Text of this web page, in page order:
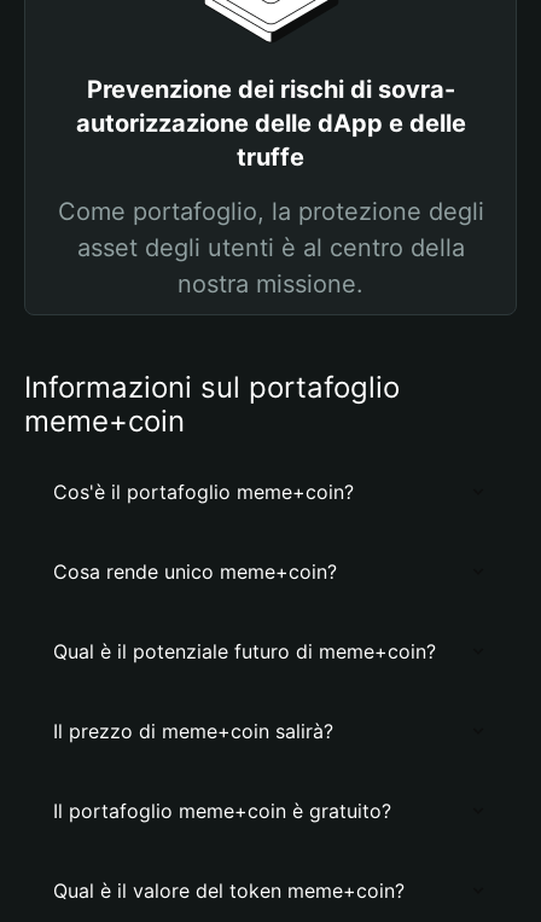
Prevenzione dei rischi di sovra-
autorizzazione delle dApp e delle
truffe
Come portafoglio, la protezione degli
asset degli utenti è al centro della
nostra missione.
Informazioni sul portafoglio
meme+coin
Cos'è il portafoglio meme+coin?
Cosa rende unico meme+coin?
Qual è il potenziale futuro di meme+coin?
Il prezzo di meme+coin salirà?
Il portafoglio meme+coin è gratuito?
Qual è il valore del token meme+coin?